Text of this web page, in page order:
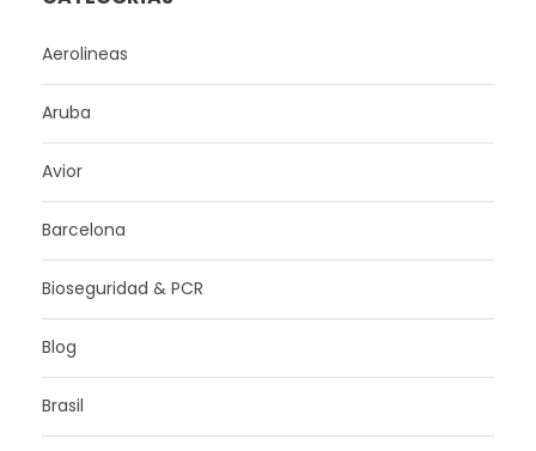
Aerolineas
Aruba
Avior
Barcelona
Bioseguridad & PCR
Blog
Brasil